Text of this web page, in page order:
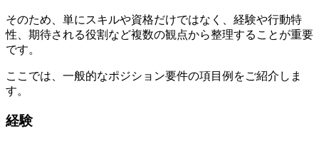
そのため、単にスキルや資格だけではなく、経験や行動特
性、期待される役割など複数の観点から整理することが重要
です。
ここでは、一般的なポジション要件の項目例をご紹介しま
す。
経験